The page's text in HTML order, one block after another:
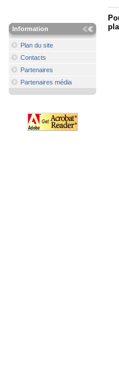
Information
Plan du site
Contacts
Partenaires
Partenaires média